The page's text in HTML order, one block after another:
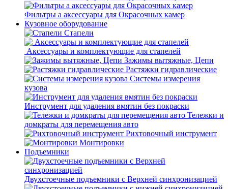
Фильтры а аксессуары для Окрасочных камер
Кузовное оборудование
Стапели
Аксессуары и комплектующие для стапелей
Зажимы вытяжные, Цепи
Растяжки гидравлические
Системы измерения
кузова
Инструмент для удаления вмятин без покраски
Тележки и
домкраты для перемещения авто
Рихтовочный инструмент
Монтировки
Подъемники
Двухстоечные подъемники с Верхней синхронизацией